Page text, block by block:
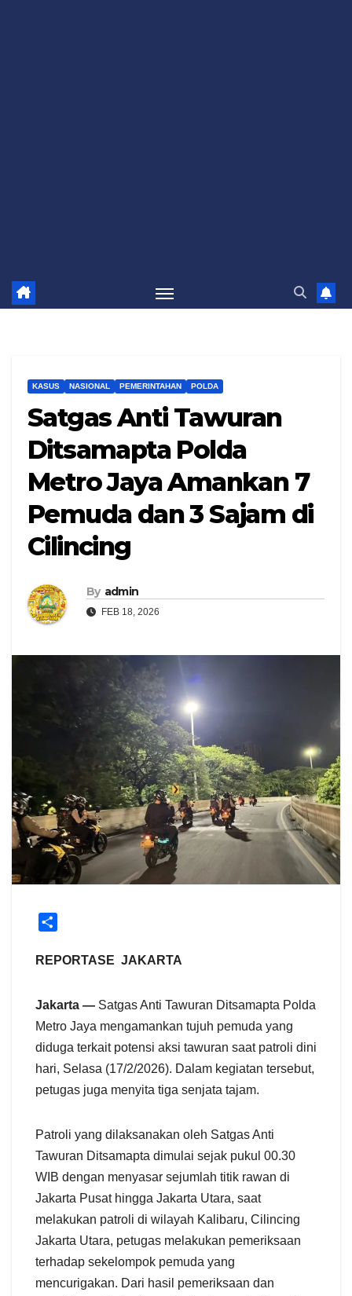
KASUS NASIONAL PEMERINTAHAN POLDA
Satgas Anti Tawuran
Ditsamapta Polda
Metro Jaya Amankan 7
Pemuda dan 3 Sajam di
Cilincing
By admin
FEB 18, 2026
a
REPORTASE JAKARTA
Jakarta — Satgas Anti Tawuran Ditsamapta Polda
Metro Jaya mengamankan tujuh pemuda yang
diduga terkait potensi aksi tawuran saat patroli dini
hari, Selasa (17/2/2026). Dalam kegiatan tersebut,
petugas juga menyita tiga senjata tajam.
Patroli yang dilaksanakan oleh Satgas Anti
Tawuran Ditsamapta dimulai sejak pukul 00.30
WIB dengan menyasar sejumlah titik rawan di
Jakarta Pusat hingga Jakarta Utara, saat
melakukan patroli di wilayah Kalibaru, Cilincing
Jakarta Utara, petugas melakukan pemeriksaan
terhadap sekelompok pemuda yang
mencurigakan. Dari hasil pemeriksaan dan